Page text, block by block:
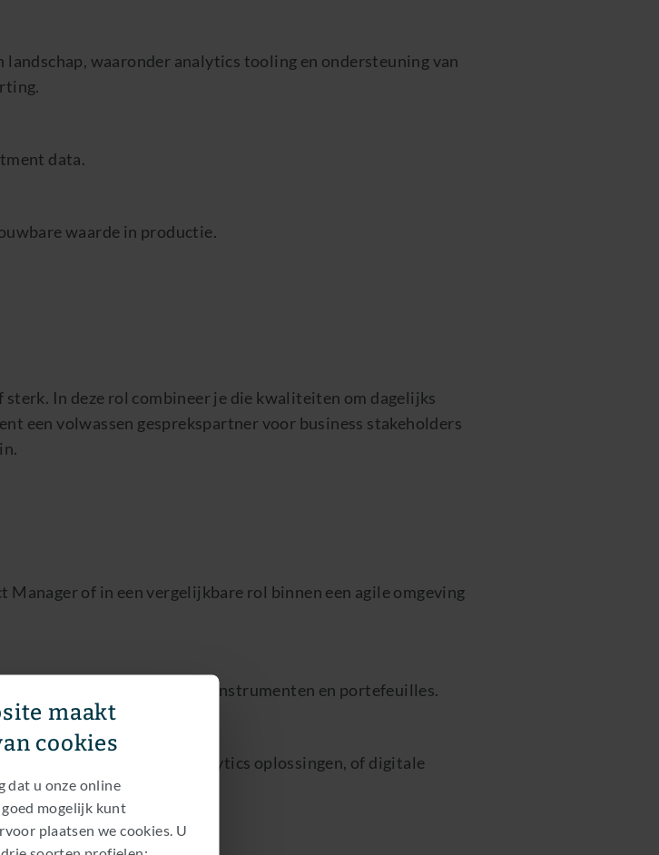
maakt
cookies
dat u onze online
mogelijk kunt
plaatsen we cookies. U
waaronder analytics tooling en ondersteuning van
data.
waarde in productie.
In deze rol combineer je die kwaliteiten om dagelijks
een volwassen gesprekspartner voor business stakeholders
of in een vergelijkbare rol binnen een agile omgeving
data van financiële instrumenten en portefeuilles.
voor data‑ en analytics oplossingen, of digitale